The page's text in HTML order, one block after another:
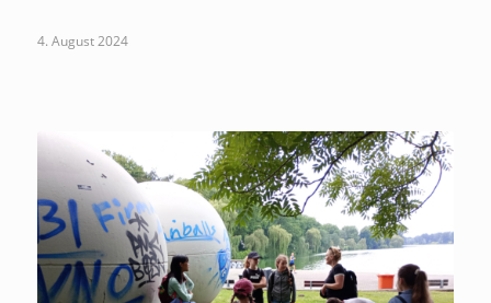
4. August 2024